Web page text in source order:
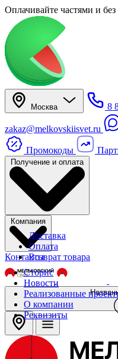
Оплачивайте частями и
Москва 8
zakaz@melkovskiisvet.ru
Промокоды
Получение и оплата
Доставка
Оплата
Возврат товара
Компания
Сторис
Новости
Реализованные
О компании
Реквизиты
Контакты